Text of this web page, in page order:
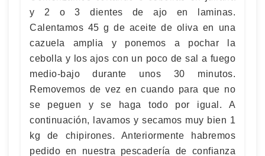
y 2 o 3 dientes de ajo en laminas.
Calentamos 45 g de aceite de oliva en una
cazuela amplia y ponemos a pochar la
cebolla y los ajos con un poco de sal a fuego
medio-bajo durante unos 30 minutos.
Removemos de vez en cuando para que no
se peguen y se haga todo por igual. A
continuación, lavamos y secamos muy bien 1
kg de chipirones. Anteriormente habremos
pedido en nuestra pescadería de confianza